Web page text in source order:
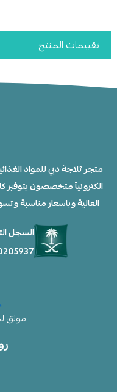
تقييمات المنتج
متجر ثلاجة دبي للمواد
الكترونيآ متخصصون يتوفير
العالية وباسعار مناسبة
السجل
موثق